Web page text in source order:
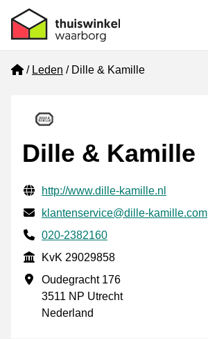
Home
Leden Dille & Kamille
Dille & Kamille
Gecontroleerde contactgegevens
Website URL
http://www.dille-kamille.nl
E-mail
klantenservice@dille-kamille.com
Telefoonnummer
020-2382160
KvK
KvK 29029858
Vestigingsadres
Oudegracht 176
3511 NP Utrecht
Nederland